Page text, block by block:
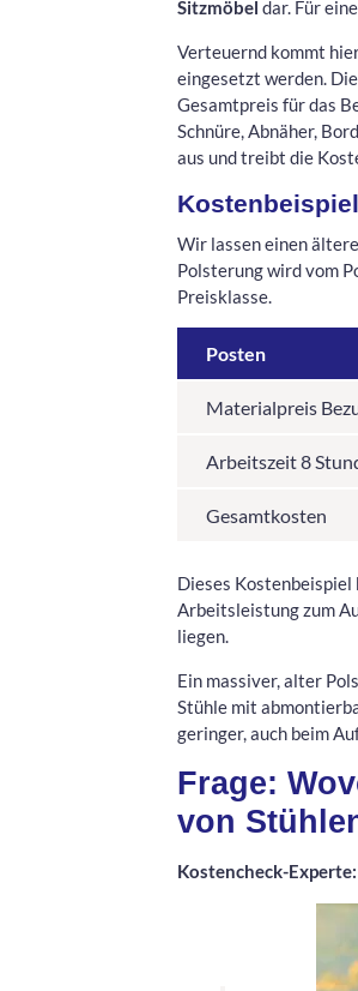
Sitzmöbel dar. Für
Verteuernd kommt
eingesetzt werden.
Gesamtpreis für das
Schnüre, Abnäher,
aus und treibt die
Wir lassen einen
Polsterung wird vom
Preisklasse.
Posten
Materialpreis
Arbeitszeit 8
Gesamtkosten
Dieses
Arbeitsleistung zum
liegen.
Ein massiver, alter
Stühle mit
geringer, auch beim
Frage:
von
Kostencheck-Experte: